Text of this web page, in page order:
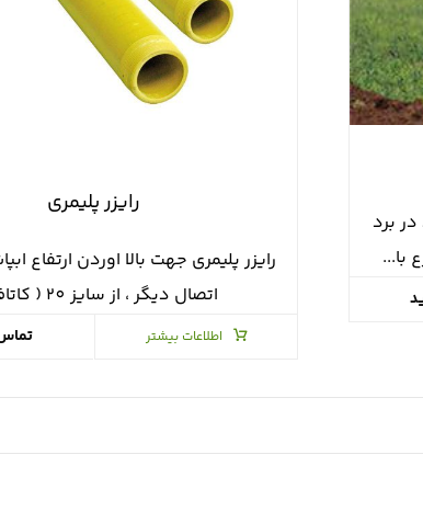
برد
با...
رایزر پلیمری
رايزر پليمري جهت بالا اوردن ارتفاع
اتصال ديگر ، از سايز ٢٠ ( كاتاف)...
اطلاعات بیشتر